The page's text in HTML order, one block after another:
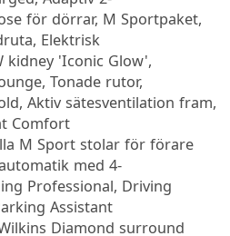
för dörrar, M Sportpaket,
Elektrisk
kidney 'Iconic Glow',
Tonade rutor,
Aktiv sätesventilation fram,
Comfort
M Sport stolar för förare
med 4-
Professional, Driving
Assistant
Diamond surround